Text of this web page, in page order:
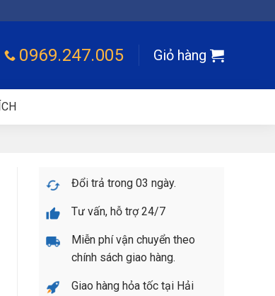
0969.247.005 Giỏ hàng
Đổi trả trong 03 ngày.
Tư vấn, hỗ trợ 24/7
Miễn phí vận chuyển theo
chính sách giao hàng.
Giao hàng hỏa tốc tại Hải